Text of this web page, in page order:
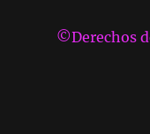
©Derechos